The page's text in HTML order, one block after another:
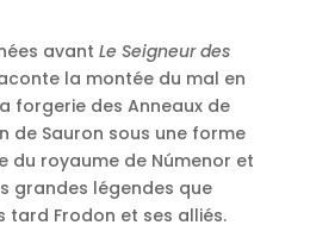
avant Le Seigneur des
la montée du mal en
forgerie des Anneaux de
de Sauron sous une forme
du royaume de Númenor et
grandes légendes que
tard Frodon et ses alliés.